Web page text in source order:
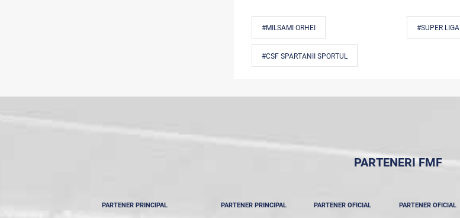
#MILSAMI ORHEI #SUPER LIGA
#CSF SPARTANII SPORTUL
PARTENERI FMF
PARTENER PRINCIPAL PARTENER PRINCIPAL PARTENER OFICIAL PARTENER OFICIAL